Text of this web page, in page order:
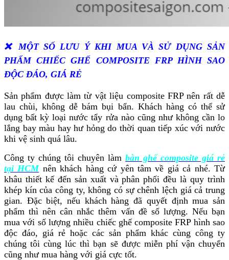
❌ MỘT SỐ LƯU Ý KHI MUA VÀ SỬ DỤNG SẢN
PHẨM CHIẾC GHẾ COMPOSITE FRP HÌNH SAO
ĐỘC ĐÁO, GIÁ RẺ
Sản phẩm được làm từ vật liệu composite FRP nên rất dễ
lau chùi, không dễ bám bụi bẩn. Khách hàng có thể sử
dụng bất kỳ loại nước tẩy rửa nào cũng như không cần lo
lắng bay màu hay hư hỏng do thời quan tiếp xúc với nước
khi vệ sinh quá lâu.
Công ty chúng tôi chuyên làm bàn ghế composite giá rẻ
tại HCMnên khách hàng cứ yên tâm về giá cả nhé. Từ
khâu thiết kế đến sản xuất và phân phối đều là quy trình
khép kín của công ty, không có sự chênh lệch giá cả trung
gian. Đặc biệt, nếu khách hàng đã quyết định mua sản
phẩm thì nên cân nhắc thêm vấn đề số lượng. Nếu bạn
mua với số lượng nhiều chiếc ghế composite FRP hình sao
độc đáo, giá rẻ hoặc các sản phẩm khác cùng công ty
chúng tôi cùng lúc thì bạn sẽ được miễn phí vận chuyển
cũng như mua hàng với giá cực tốt.